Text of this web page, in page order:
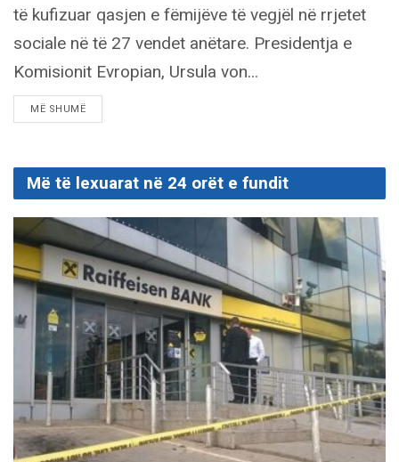
të kufizuar qasjen e fëmijëve të vegjël në rrjetet
sociale në të 27 vendet anëtare. Presidentja e
Komisionit Evropian, Ursula von...
MË SHUMËDETAILS
Më të lexuarat në 24 orët e fundit